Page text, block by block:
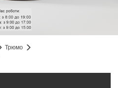
Трюмо